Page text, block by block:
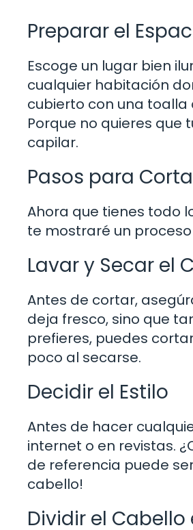
Preparar el
Escoge un lugar bien
cualquier habitación
cubierto con una toalla
Porque no quieres
capilar.
Pasos para
Ahora que tienes todo
te mostraré un
Lavar y Secar el
Antes de cortar,
deja fresco, sino que
prefieres, puedes
poco al secarse.
Decidir el Estilo
Antes de hacer
internet o en revistas.
de referencia puede
cabello!
Dividir el Cabello